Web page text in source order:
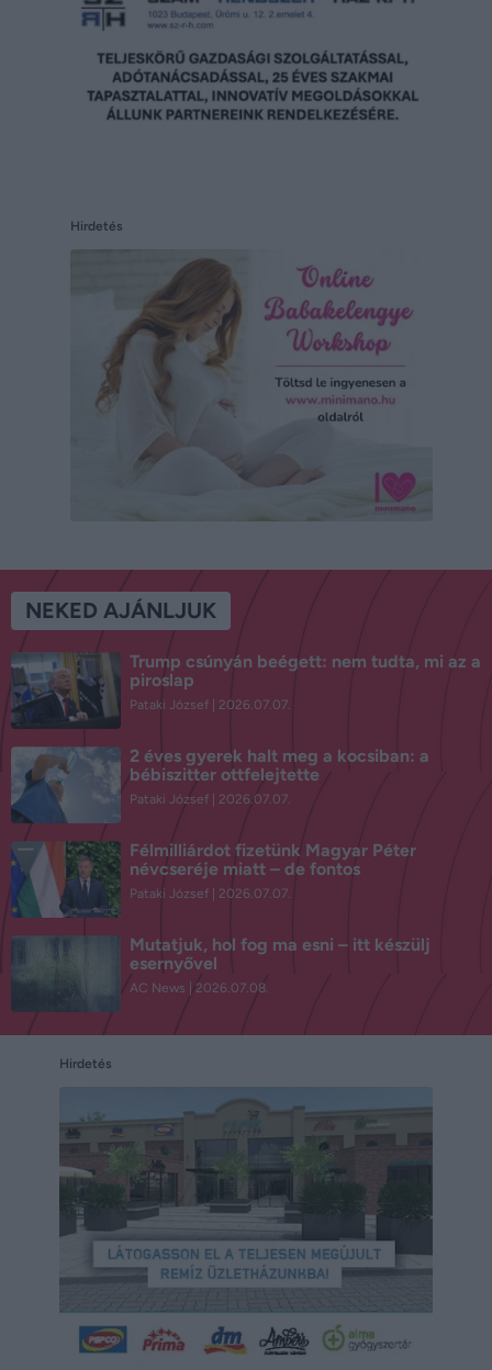
Hirdetés
NEKED AJÁNLJUK
Trump csúnyán beégett: nem tudta, mi az a
piroslap
Pataki József 2026.07.07.
2 éves gyerek halt meg a kocsiban: a
bébiszitter ottfelejtette
Pataki József 2026.07.07.
Félmilliárdot fizetünk Magyar Péter
névcseréje miatt – de fontos
Pataki József 2026.07.07.
Mutatjuk, hol fog ma esni – itt készülj
esernyővel
AC News 2026.07.08.
Hirdetés